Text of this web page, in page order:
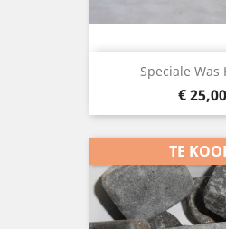
Speciale Was
Prijs
€ 25,00
TE